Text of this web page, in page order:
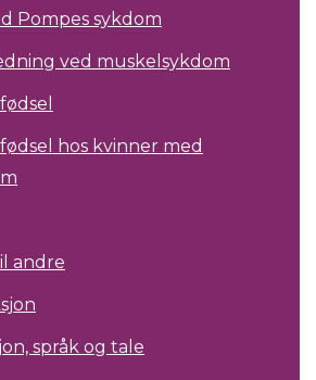
Pompes sykdom
ved muskelsykdom
hos kvinner med
andre
språk og tale